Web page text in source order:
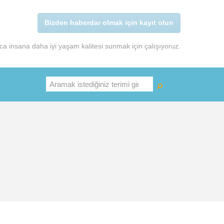
insana daha iyi yaşam kalitesi sunmak için çalışıyoruz.
Bizden haberdar olmak için kayıt olun
Ara